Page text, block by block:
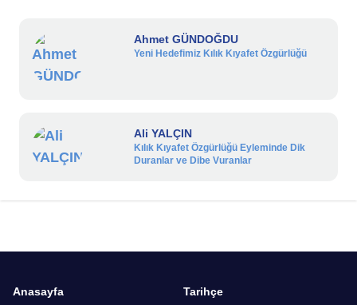
Ahmet GÜNDOĞDU
Yeni Hedefimiz Kılık Kıyafet Özgürlüğü
Ali YALÇIN
Kılık Kıyafet Özgürlüğü Eyleminde Dik
Duranlar ve Dibe Vuranlar
Anasayfa
Tarihçe